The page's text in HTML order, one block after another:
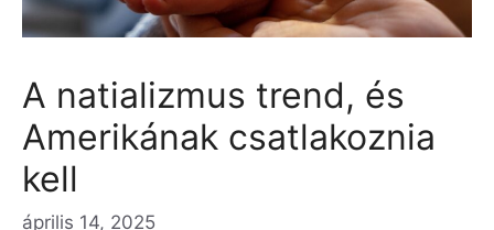
A natializmus trend, és
Amerikának csatlakoznia
kell
április 14, 2025